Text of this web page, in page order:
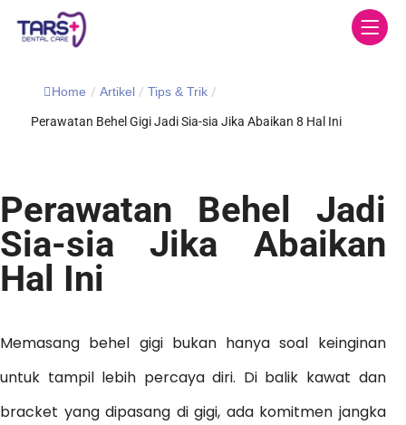
Home / Artikel / Tips & Trik /
Perawatan Behel Gigi Jadi Sia-sia Jika Abaikan 8 Hal Ini
Perawatan Behel Jadi
Sia-sia Jika Abaikan
Hal Ini
Memasang behel gigi bukan hanya soal keinginan
untuk tampil lebih percaya diri. Di balik kawat dan
bracket yang dipasang di gigi, ada komitmen jangka